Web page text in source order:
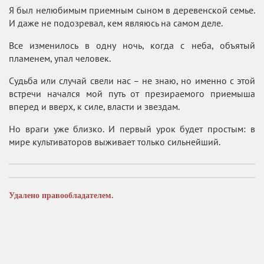
Я был нелюбимым приемным сыном в деревенской семье.
И даже не подозревал, кем являюсь на самом деле.
Все изменилось в одну ночь, когда с неба, объятый
пламенем, упал человек.
Судьба или случай свели нас – не знаю, но именно с этой
встречи начался мой путь от презираемого приемыша
вперед и вверх, к силе, власти и звездам.
Но враги уже близко. И первый урок будет простым: в
мире культиваторов выживает только сильнейший.
Удалено правообладателем.